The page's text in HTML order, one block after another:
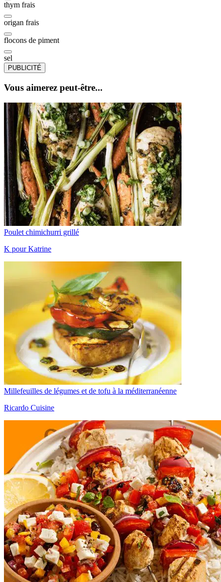
thym frais
origan frais
flocons de piment
sel
PUBLICITÉ
Vous aimerez peut-être...
Poulet chimichurri grillé
K pour Katrine
Millefeuilles de légumes et de tofu à la méditerranéenne
Ricardo Cuisine